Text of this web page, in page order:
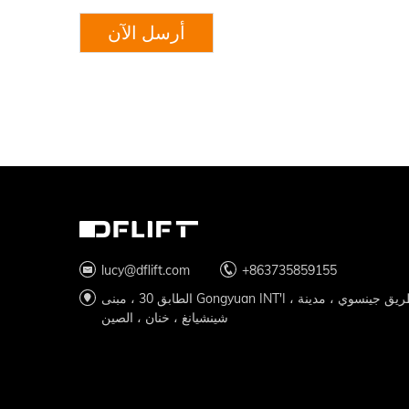
أرسل الآن
lucy@dflift.com
+863735859155
الطابق 30 ، مبنى Gongyuan INT'I ، طريق جينسوي ، مدينة
شينشيانغ ، خنان ، الصين